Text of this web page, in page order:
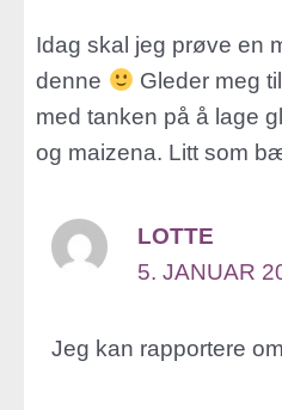
Idag skal jeg prøve en
denne
Gleder meg
med tanken på å lage
og maizena. Litt som
LOTTE
5. JANUAR
Jeg kan rapportere